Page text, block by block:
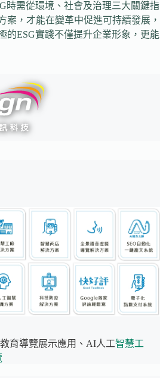
時需從環境、社會及治理三大關鍵指
案，才能在變革中促進可持續發展，
的ESG實踐不僅提升企業形象，更能
育導覽展示應用、AI人工智慧工